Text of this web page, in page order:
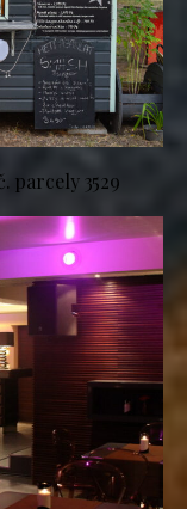
parcely 3529